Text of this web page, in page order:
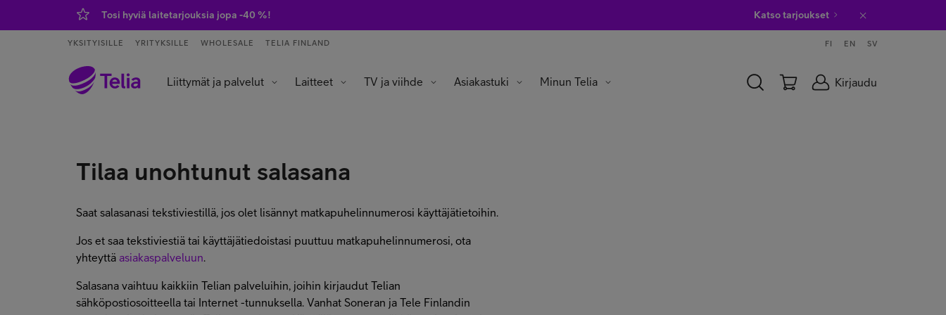
Tosi hyviä laitetarjouksia jopa -40 %! Katso tarjoukset
YKSITYISILLE YRITYKSILLE WHOLESALE TELIA FINLAND FI EN SV
Liittymät ja palvelut Laitteet TV ja viihde Asiakastuki Minun Telia Kirjaudu
Tilaa unohtunut salasana
Saat salasanasi tekstiviestillä, jos olet lisännyt matkapuhelinnumerosi käyttäjätietoihin.
Jos et saa tekstiviestiä tai käyttäjätiedoistasi puuttuu matkapuhelinnumerosi, ota
yhteyttä asiakaspalveluun.
Salasana vaihtuu kaikkiin Telian palveluihin, joihin kirjaudut Telian
sähköpostiosoitteella tai Internet -tunnuksella. Vanhat Soneran ja Tele Finlandin